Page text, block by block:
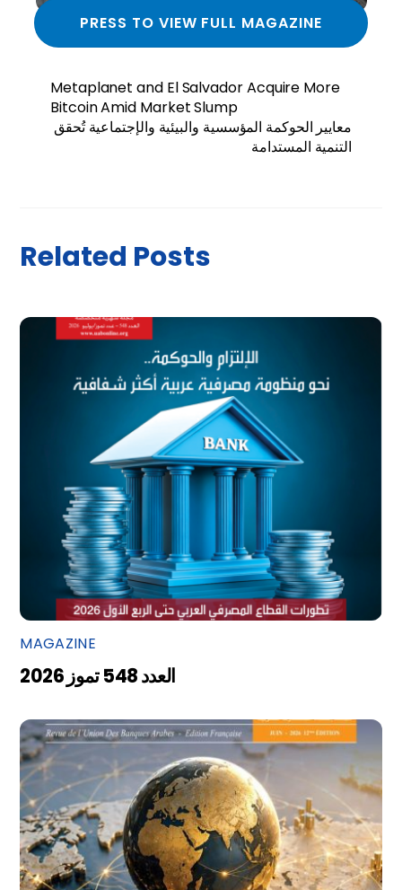
PRESS TO VIEW FULL MAGAZINE
Metaplanet and El Salvador Acquire More
Bitcoin Amid Market Slump
معايير الحوكمة المؤسسية والبيئية والإجتماعية تُحقق
التنمية المستدامة
Related Posts
MAGAZINE
العدد 548 تموز 2026